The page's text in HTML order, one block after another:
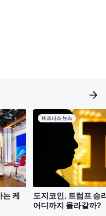
는 케
도지코인, 트럼프 승
어디까지 올라갈까?
비즈니스 뉴스